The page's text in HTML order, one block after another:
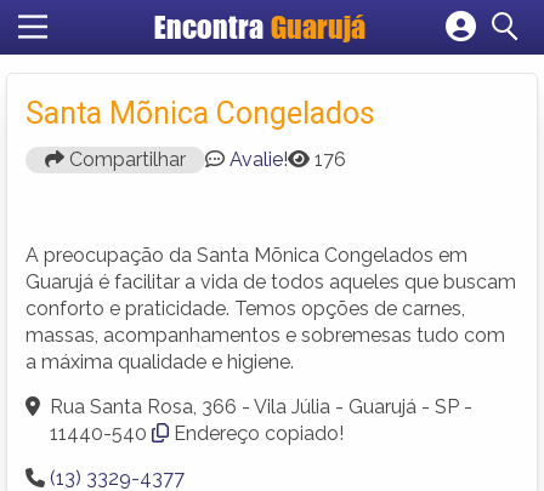
Encontra Guarujá
Cadastrar empresa
Criar conta
Santa Mõnica Congelados
Compartilhar Avalie! 176
A preocupação da Santa Mõnica Congelados em
Guarujá é facilitar a vida de todos aqueles que buscam
conforto e praticidade. Temos opções de carnes,
massas, acompanhamentos e sobremesas tudo com
a máxima qualidade e higiene.
Rua Santa Rosa, 366 - Vila Júlia - Guarujá - SP -
11440-540
Endereço copiado!
(13) 3329-4377